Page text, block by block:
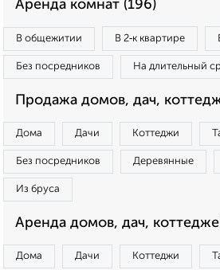
Аренда комнат (196)
В общежитии В 2‑к квартире
Без посредников На длительный
Продажа домов, дач,
Дома Дачи Коттеджи
Без посредников Деревянные
Из бруса
Аренда домов, дач,
Дома Дачи Коттеджи